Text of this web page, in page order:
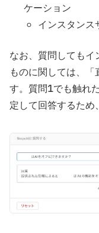
ケーション
インスタンス
なお、質問しても
ものに関しては、
す。質問1でも触れ
定して回答するため